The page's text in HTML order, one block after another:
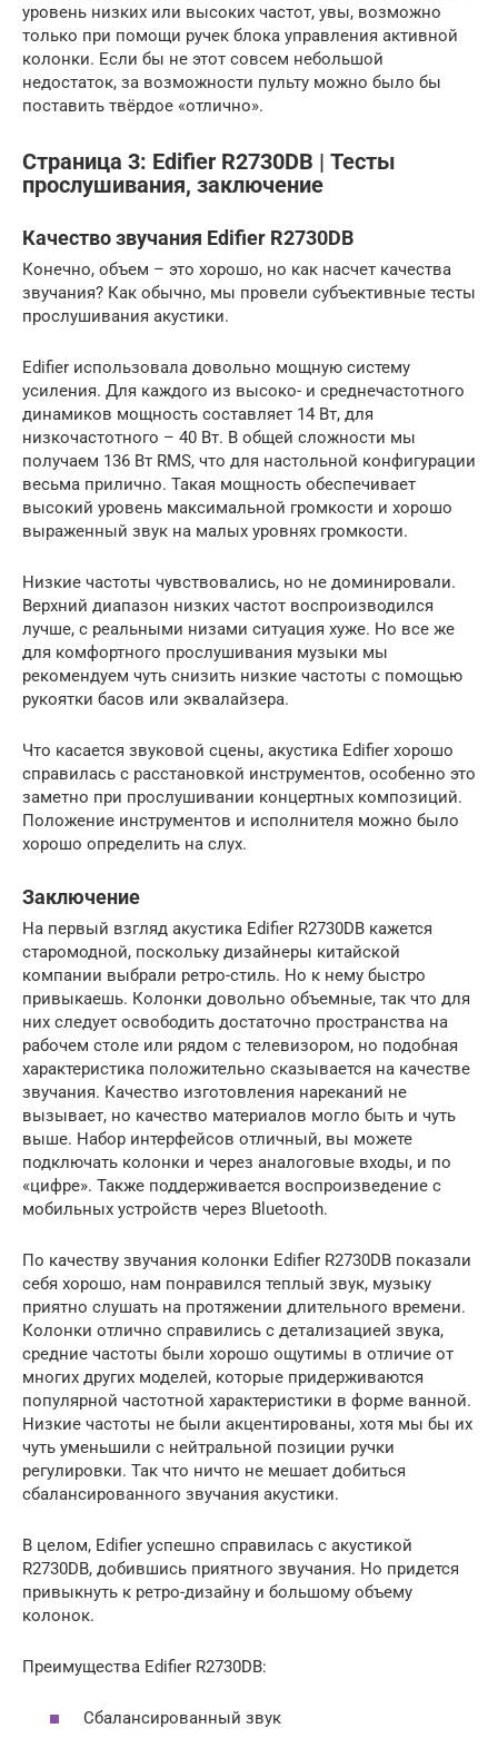
уровень низких или высоких частот, увы, возможно
только при помощи ручек блока управления активной
колонки. Если бы не этот совсем небольшой
недостаток, за возможности пульту можно было бы
поставить твёрдое «отлично».
Страница 3: Edifier R2730DB | Тесты
прослушивания, заключение
Качество звучания Edifier R2730DB
Конечно, объем – это хорошо, но как насчет качества
звучания? Как обычно, мы провели субъективные тесты
прослушивания акустики.
Edifier использовала довольно мощную систему
усиления. Для каждого из высоко- и среднечастотного
динамиков мощность составляет 14 Вт, для
низкочастотного – 40 Вт. В общей сложности мы
получаем 136 Вт RMS, что для настольной конфигурации
весьма прилично. Такая мощность обеспечивает
высокий уровень максимальной громкости и хорошо
выраженный звук на малых уровнях громкости.
Низкие частоты чувствовались, но не доминировали.
Верхний диапазон низких частот воспроизводился
лучше, с реальными низами ситуация хуже. Но все же
для комфортного прослушивания музыки мы
рекомендуем чуть снизить низкие частоты с помощью
рукоятки басов или эквалайзера.
Что касается звуковой сцены, акустика Edifier хорошо
справилась с расстановкой инструментов, особенно это
заметно при прослушивании концертных композиций.
Положение инструментов и исполнителя можно было
хорошо определить на слух.
Заключение
На первый взгляд акустика Edifier R2730DB кажется
старомодной, поскольку дизайнеры китайской
компании выбрали ретро-стиль. Но к нему быстро
привыкаешь. Колонки довольно объемные, так что для
них следует освободить достаточно пространства на
рабочем столе или рядом с телевизором, но подобная
характеристика положительно сказывается на качестве
звучания. Качество изготовления нареканий не
вызывает, но качество материалов могло быть и чуть
выше. Набор интерфейсов отличный, вы можете
подключать колонки и через аналоговые входы, и по
«цифре». Также поддерживается воспроизведение с
мобильных устройств через Bluetooth.
По качеству звучания колонки Edifier R2730DB показали
себя хорошо, нам понравился теплый звук, музыку
приятно слушать на протяжении длительного времени.
Колонки отлично справились с детализацией звука,
средние частоты были хорошо ощутимы в отличие от
многих других моделей, которые придерживаются
популярной частотной характеристики в форме ванной.
Низкие частоты не были акцентированы, хотя мы бы их
чуть уменьшили с нейтральной позиции ручки
регулировки. Так что ничто не мешает добиться
сбалансированного звучания акустики.
В целом, Edifier успешно справилась с акустикой
R2730DB, добившись приятного звучания. Но придется
привыкнуть к ретро-дизайну и большому объему
колонок.
Преимущества Edifier R2730DB:
Сбалансированный звук